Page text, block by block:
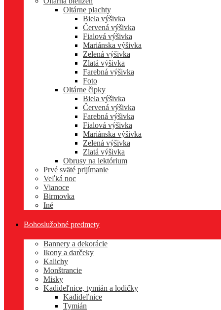
Oltárne plachty
Biela výšivka
Červená výšivka
Fialová výšivka
Mariánska výšivka
Zelená výšivka
Zlatá výšivka
Farebná výšivka
Foto
Oltárne čipky
Biela výšivka
Červená výšivka
Farebná výšivka
Fialová výšivka
Mariánska výšivka
Zelená výšivka
Zlatá výšivka
Obrusy na lektórium
Prvé sväté prijímanie
Veľká noc
Vianoce
Birmovka
Iné
Bohoslužobné predmety
Bannery a dekorácie
Ikony a darčeky
Kalichy
Monštrancie
Misky
Kadideľnice, tymián a lodičky
Kadideľnice
Tymián